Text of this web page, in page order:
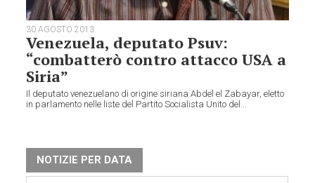
30 AGOSTO 2013
Venezuela, deputato Psuv:
“combatterò contro attacco USA a
Siria”
Il deputato venezuelano di origine siriana Abdel el Zabayar, eletto
in parlamento nelle liste del Partito Socialista Unito del...
NOTIZIE PER DATA